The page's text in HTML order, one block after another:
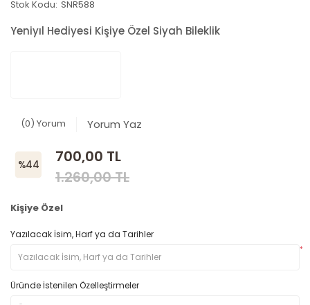
Stok Kodu: SNR588
Yeniyıl Hediyesi Kişiye Özel Siyah Bileklik
(0) Yorum Yorum Yaz
%44
700,00 TL
1.260,00 TL
Kişiye Özel
Yazılacak İsim, Harf ya da Tarihler
*
Üründe İstenilen Özelleştirmeler